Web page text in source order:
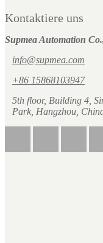
Kontaktiere uns
Supmea Automation
info@supmea.com
+86 15868103947
5th floor, Building 4,
Park, Hangzhou,